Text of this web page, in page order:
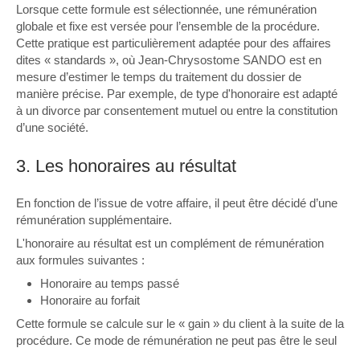
Lorsque cette formule est sélectionnée, une rémunération
globale et fixe est versée pour l’ensemble de la procédure.
Cette pratique est particulièrement adaptée pour des affaires
dites « standards », où Jean-Chrysostome SANDO est en
mesure d’estimer le temps du traitement du dossier de
manière précise. Par exemple, de type d'honoraire est adapté
à un divorce par consentement mutuel ou entre la constitution
d’une société.
3. Les honoraires au résultat
En fonction de l’issue de votre affaire, il peut être décidé d’une
rémunération supplémentaire.
L'honoraire au résultat est un complément de rémunération
aux formules suivantes :
Honoraire au temps passé
Honoraire au forfait
Cette formule se calcule sur le « gain » du client à la suite de la
procédure. Ce mode de rémunération ne peut pas être le seul